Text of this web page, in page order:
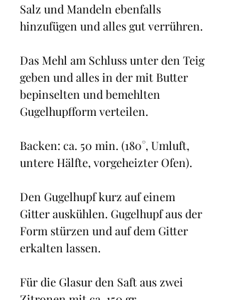
Salz und Mandeln ebenfalls
hinzufügen und alles gut verrühren.
Das Mehl am Schluss unter den Teig
geben und alles in der mit Butter
bepinselten und bemehlten
Gugelhupfform verteilen.
Backen: ca. 50 min. (180°, Umluft,
untere Hälfte, vorgeheizter Ofen).
Den Gugelhupf kurz auf einem
Gitter auskühlen. Gugelhupf aus der
Form stürzen und auf dem Gitter
erkalten lassen.
Für die Glasur den Saft aus zwei